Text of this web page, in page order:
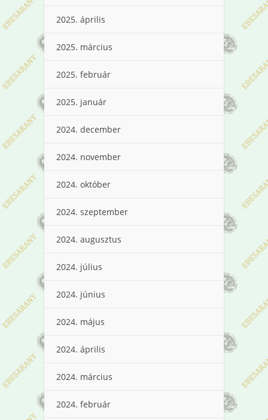
2025. április
2025. március
2025. február
2025. január
2024. december
2024. november
2024. október
2024. szeptember
2024. augusztus
2024. július
2024. június
2024. május
2024. április
2024. március
2024. február